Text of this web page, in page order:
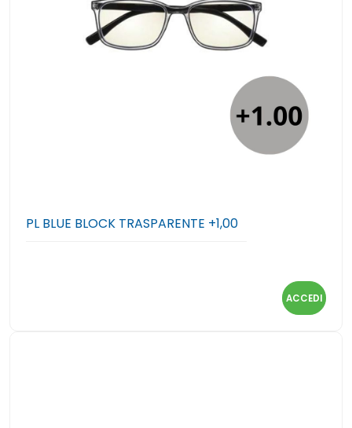
PL BLUE BLOCK TRASPARENTE +1,00
ACCEDI